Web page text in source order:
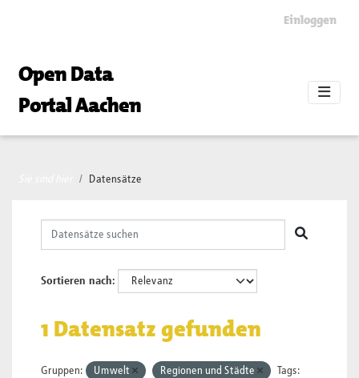
Einloggen
Open Data
Portal Aachen
Datensätze
Sortieren nach
1 Datensatz gefunden
Gruppen: Umwelt Regionen und Städte Tags: